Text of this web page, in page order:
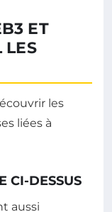
ET
LES
les
liées à
CI-DESSUS
aussi